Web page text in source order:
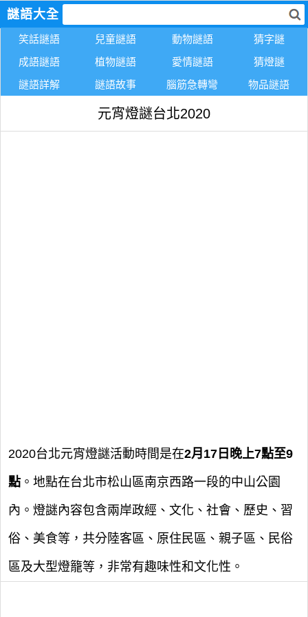
謎語大全
笑話謎語 兒童謎語 動物謎語
猜字謎
成語謎語
植物謎語 愛情謎語
猜燈謎
謎語詳解
謎語故事 腦筋急轉彎 物品謎語
元宵燈謎台北2020
2020台北元宵燈謎活動時間是在2月17日晚上7點至9
點 。地點在台北市松山區南京西路一段的中山公園
內。燈謎內容包含兩岸政經、文化、社會、歷史、習
俗、美食等，共分陸客區、原住民區、親子區、民俗
區及大型燈籠等，非常有趣味性和文化性。